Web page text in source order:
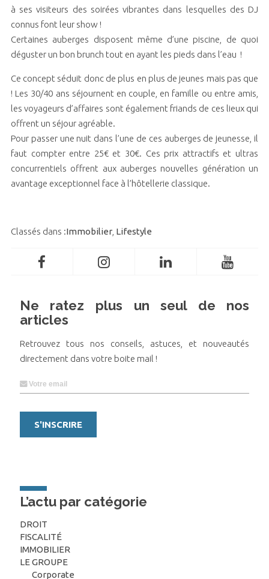
à ses visiteurs des soirées vibrantes dans lesquelles des DJ
connus font leur show !
Certaines auberges disposent même d’une piscine, de quoi
déguster un bon brunch tout en ayant les pieds dans l’eau !
Ce concept séduit donc de plus en plus de jeunes mais pas que
! Les 30/40 ans séjournent en couple, en famille ou entre amis,
les voyageurs d’affaires sont également friands de ces lieux qui
offrent un séjour agréable.
Pour passer une nuit dans l’une de ces auberges de jeunesse, il
faut compter entre 25€ et 30€. Ces prix attractifs et ultras
concurrentiels offrent aux auberges nouvelles génération un
avantage exceptionnel face à l’hôtellerie classique.
Classés dans :Immobilier, Lifestyle
Ne ratez plus un seul de nos
articles
Retrouvez tous nos conseils, astuces, et nouveautés
directement dans votre boite mail !
L’actu par catégorie
DROIT
FISCALITÉ
IMMOBILIER
LE GROUPE
Corporate